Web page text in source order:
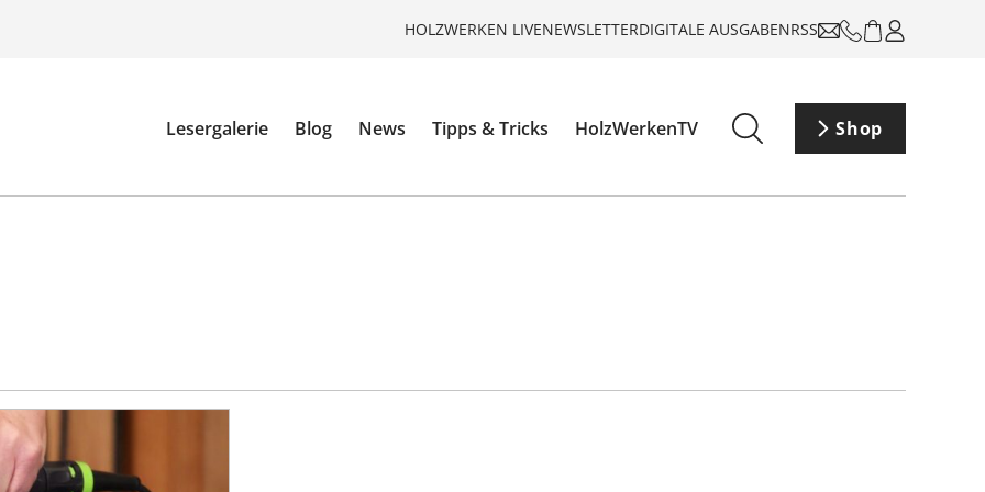
HOLZWERKEN LIVENEWSLETTERDIGITALE AUSGABENRSS
Lesergalerie Blog News Tipps & Tricks HolzWerkenTV Shop